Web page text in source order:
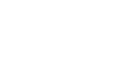
Vereinsregisters: das
in dessen
Sitz hat